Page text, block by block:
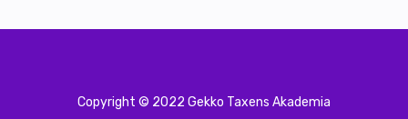
Copyright © 2022 Gekko Taxens Akademia